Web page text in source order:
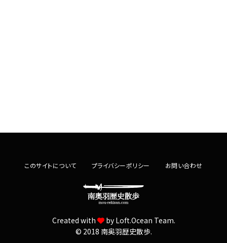
このサイトについて プライバシーポリシー お問い合わせ
Created with by Loft.Ocean Team.
© 2018 南奥羽歴史散歩.